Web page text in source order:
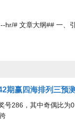
hr/# 文章大纲## 一、
期赢四海排列三预
号286，其中奇偶比